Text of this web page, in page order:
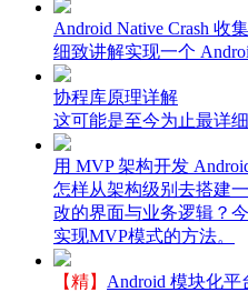
Android Native Crash 收集
细致讲解实现一个
协程库原理详解
这可能是至今为止最详
用 MVP 架构开发
怎样从架构级别去搭建
改的界面与业务逻辑？
实现MVP模式的方法。
【精】 Android 模块化平